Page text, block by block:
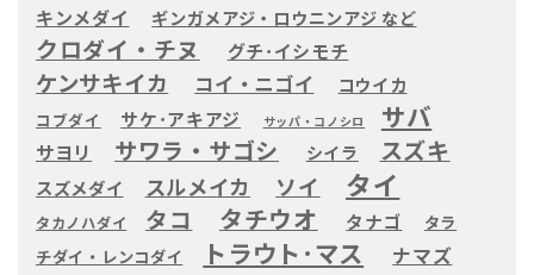
キンメダイ ギンガメアジ・ロウニンアジ など
クロダイ・チヌ グチ･イシモチ
ケンサキイカ コイ・ニゴイ コウイカ
コブダイ サケ･アキアジ サッパ・コノシロ サバ
サヨリ サワラ・サゴシ シイラ スズキ
スズメダイ スルメイカ ソイ タイ
タカノハダイ タコ タチウオ タナゴ
タラ
チダイ・レンコダイ
トラウト･マス ナマズ